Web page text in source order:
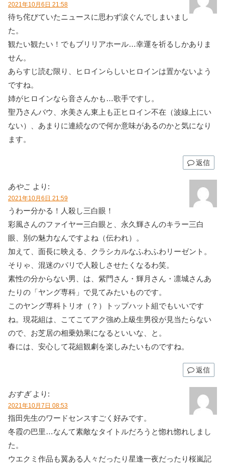
2021年10月6日 21:58
待ち侘びていたニュースに思わず涙ぐんでしまいまし
た。
観たい観たい！でもブリリアホール…幸運を祈るしかありま
せん。
あらすじ読む限り、ヒロインらしいヒロインは置かないよう
ですね。
姉がヒロインなら音さんかも…歌手ですし。
聖乃さんバウ、水美さん東上も正ヒロイン不在（波線上にい
ない）、あまりに連続なので何か意味があるのかと気になり
ます。
返信
あやこ より:
2021年10月6日 21:59
うわー分かる！人殺し三白眼！
彩風さんのファイヤー三白眼と、永久輝さんのキラー三白
眼、別の魅力なんですよね（伝われ）。
加えて、面長に映える、クラシカルなふわふわリーゼント。
そりゃ、混迷のパリで人殺しさせたくなるわ笑。
素性の分からない男、は、紫門さん・輝月さん・凛城さんあ
たりの「ヤング専科」で見てみたいものです。
このヤング専科トリオ（？）トップハット組でもいいです
ね。現花組は、こてこてアク強め上級生男役が見当たらない
ので、お芝居の相乗効果になるといいな、と。
春には、安心して花組観劇を楽しみたいものですね。
返信
おすぎ より:
2021年10月7日 08:53
指田先生のワードセンスすごく好みです。
冬霞の巴里…なんて素敵なタイトルだろうと惚れ惚れしまし
た。
ウエクミ作品も翼ある人々だったり星逢一夜だったり桜嵐記